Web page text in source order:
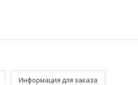
Информация для заказа